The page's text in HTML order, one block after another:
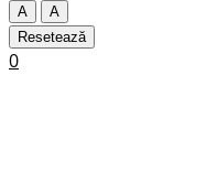
A
A
Resetează
0